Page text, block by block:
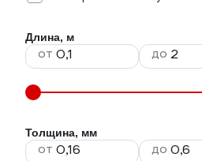
Длина, м
от до
Толщина, мм
от до